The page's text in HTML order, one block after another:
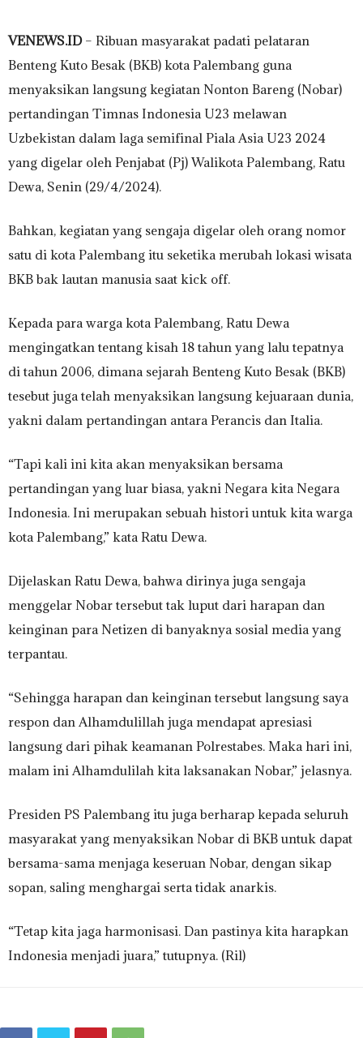
VENEWS.ID– Ribuan masyarakat padati pelataran
Benteng Kuto Besak (BKB) kota Palembang guna
menyaksikan langsung kegiatan Nonton Bareng (Nobar)
pertandingan Timnas Indonesia U23 melawan
Uzbekistan dalam laga semifinal Piala Asia U23 2024
yang digelar oleh Penjabat (Pj) Walikota Palembang, Ratu
Dewa, Senin (29/4/2024).
Bahkan, kegiatan yang sengaja digelar oleh orang nomor
satu di kota Palembang itu seketika merubah lokasi wisata
BKB bak lautan manusia saat kick off.
Kepada para warga kota Palembang, Ratu Dewa
mengingatkan tentang kisah 18 tahun yang lalu tepatnya
di tahun 2006, dimana sejarah Benteng Kuto Besak (BKB)
tesebut juga telah menyaksikan langsung kejuaraan dunia,
yakni dalam pertandingan antara Perancis dan Italia.
“Tapi kali ini kita akan menyaksikan bersama
pertandingan yang luar biasa, yakni Negara kita Negara
Indonesia. Ini merupakan sebuah histori untuk kita warga
kota Palembang,” kata Ratu Dewa.
Dijelaskan Ratu Dewa, bahwa dirinya juga sengaja
menggelar Nobar tersebut tak luput dari harapan dan
keinginan para Netizen di banyaknya sosial media yang
terpantau.
“Sehingga harapan dan keinginan tersebut langsung saya
respon dan Alhamdulillah juga mendapat apresiasi
langsung dari pihak keamanan Polrestabes. Maka hari ini,
malam ini Alhamdulilah kita laksanakan Nobar,” jelasnya.
Presiden PS Palembang itu juga berharap kepada seluruh
masyarakat yang menyaksikan Nobar di BKB untuk dapat
bersama-sama menjaga keseruan Nobar, dengan sikap
sopan, saling menghargai serta tidak anarkis.
“Tetap kita jaga harmonisasi. Dan pastinya kita harapkan
Indonesia menjadi juara,” tutupnya. (Ril)